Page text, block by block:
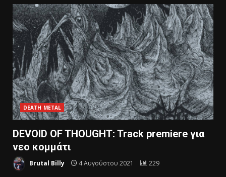
DEATH METAL
DEVOID OF THOUGHT: Track premiere για
νεο κομμάτι
Brutal Billy 4 Αυγούστου 2021 229